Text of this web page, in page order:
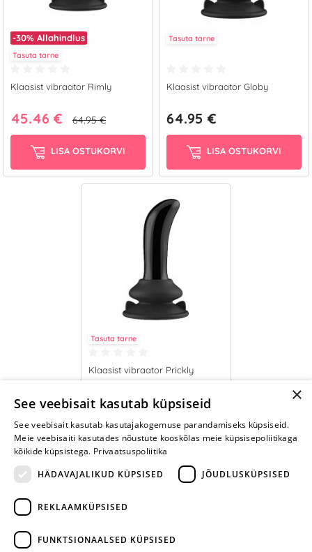
-30% Allahindlus
Tasuta tarne
Klaasist vibraator Rimly
45.46 € 64.95 €
LISA OSTUKORVI
Tasuta tarne
Klaasist vibraator Globy
64.95 €
LISA OSTUKORVI
Tasuta tarne
Klaasist vibraator Prickly
64.95 €
LISA OSTUKORVI
×
See veebisait kasutab küpsiseid
See veebisait kasutab kasutajakogemuse parandamiseks küpsiseid.
Meie veebisaiti kasutades nõustute kooskõlas meie küpsisepoliitikaga
kõikide küpsistega. Privaatsuspoliitika
HÄDAVAJALIKUD KÜPSISED
JÕUDLUSKÜPSISED
REKLAAMKÜPSISED
FUNKTSIONAALSED KÜPSISED